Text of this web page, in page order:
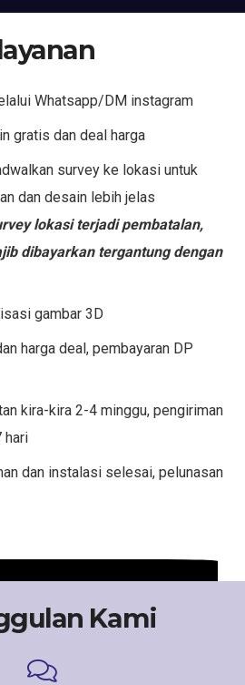
Whatsapp/DM instagram
gratis dan deal harga
survey ke lokasi untuk
dan desain lebih jelas
lokasi terjadi pembatalan,
dibayarkan tergantung dengan
gambar 3D
harga deal, pembayaran DP
kira-kira 2-4 minggu, pengiriman
hari
dan instalasi selesai, pelunasan
Kami